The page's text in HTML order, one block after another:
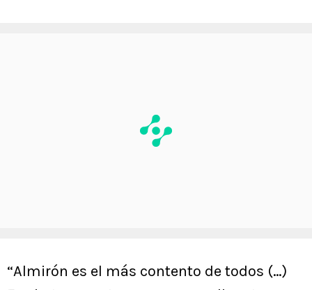
“Almirón es el más contento de todos (…)